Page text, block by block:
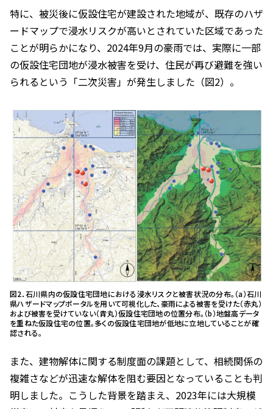
特に、被災後に仮設住宅が建設された地域が、既存のハザ
ードマップで浸水リスクが高いとされていた区域であった
ことが明らかになり、2024年9月の豪雨では、実際に一部
の仮設住宅団地が浸水被害を受け、住民が再び避難を強い
られるという「二次災害」が発生しました（図2）。
図2．石川県内の仮設住宅団地における浸水リスクと被害状況の分布。（a）石川
県ハザードマップポータルを用いて可視化した、豪雨による被害を受けた（赤丸）
および被害を受けていない（青丸）仮設住宅団地の位置分布。（b）地盤高データ
を重ねた仮設住宅の位置。多くの仮設住宅団地が低地に立地していることが確
認される。
また、建物解体に関する制度面の課題として、相続関係の
複雑さなどが迅速な解体を阻む要因となっていることも判
明しました。こうした背景を踏まえ、2023年には大規模